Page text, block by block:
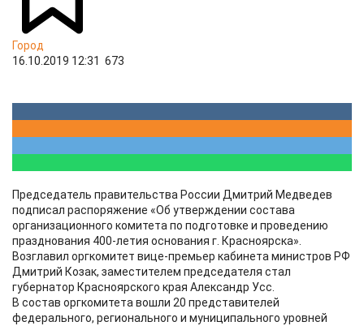
Город
16.10.2019 12:31 673
Председатель правительства России Дмитрий Медведев
подписал распоряжение «Об утверждении состава
организационного комитета по подготовке и проведению
празднования 400-летия основания г. Красноярска».
Возглавил оргкомитет вице-премьер кабинета министров РФ
Дмитрий Козак, заместителем председателя стал
губернатор Красноярского края Александр Усс.
В состав оргкомитета вошли 20 представителей
федерального, регионального и муниципального уровней